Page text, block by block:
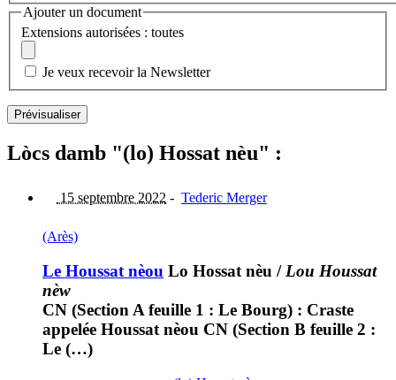
Ajouter un document
Extensions autorisées : toutes
Je veux recevoir la Newsletter
Lòcs damb "(lo) Hossat nèu" :
15 septembre 2022 - Tederic Merger
(Arès)
Le Houssat nèou Lo Hossat nèu / Lou Houssat
nèw
CN (Section A feuille 1 : Le Bourg) : Craste
appelée Houssat nèou CN (Section B feuille 2 :
Le (…)